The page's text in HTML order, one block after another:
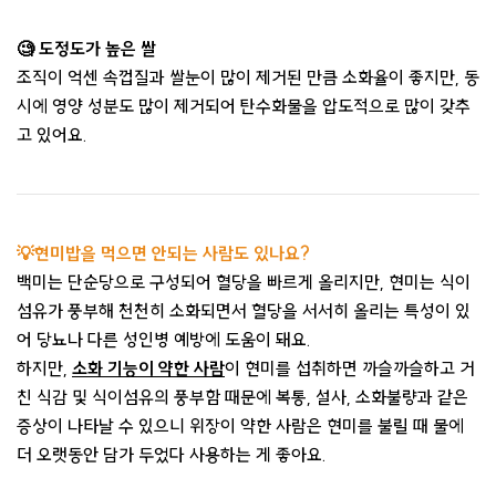
🧐 도정도가 높은 쌀
조직이 억센 속껍질과 쌀눈이 많이 제거된 만큼 소화율이 좋지만, 동
시에 영양 성분도 많이 제거되어 탄수화물을 압도적으로 많이 갖추
고 있어요.
💡현미밥을 먹으면 안되는 사람도 있나요?
백미는 단순당으로 구성되어 혈당을 빠르게 올리지만, 현미는 식이
섬유가 풍부해 천천히 소화되면서 혈당을 서서히 올리는 특성이 있
어 당뇨나 다른 성인병 예방에 도움이 돼요.
하지만, 소화 기능이 약한 사람이 현미를 섭취하면 까슬까슬하고 거
친 식감 및 식이섬유의 풍부함 때문에 복통, 설사, 소화불량과 같은
증상이 나타날 수 있으니 위장이 약한 사람은 현미를 불릴 때 물에
더 오랫동안 담가 두었다 사용하는 게 좋아요.